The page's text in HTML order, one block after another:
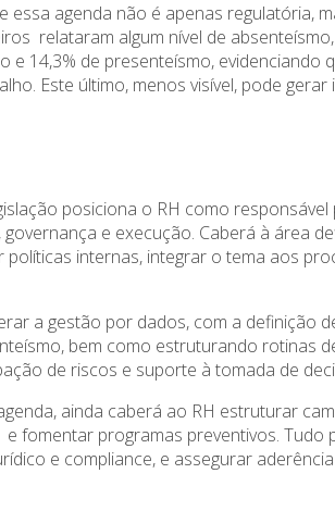
essa agenda não é apenas regulatória,
relataram algum nível de
e 14,3% de presenteísmo,
Este último, menos visível, pode
posiciona o RH como
e execução. Caberá à área
políticas internas, integrar o tema aos
a gestão por dados, com a definição
bem como estruturando rotinas
de riscos e suporte à tomada de
ainda caberá ao RH estruturar
fomentar programas preventivos.
e compliance, e assegurar